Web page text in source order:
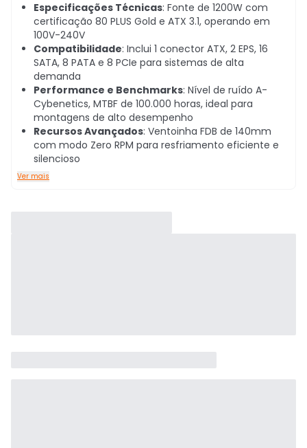
Especificações Técnicas: Fonte de 1200W com
certificação 80 PLUS Gold e ATX 3.1, operando em
100V-240V
Compatibilidade: Inclui 1 conector ATX, 2 EPS, 16
SATA, 8 PATA e 8 PCIe para sistemas de alta
demanda
Performance e Benchmarks: Nível de ruído A-
Cybenetics, MTBF de 100.000 horas, ideal para
montagens de alto desempenho
Recursos Avançados: Ventoinha FDB de 140mm
com modo Zero RPM para resfriamento eficiente e
silencioso
Ver mais